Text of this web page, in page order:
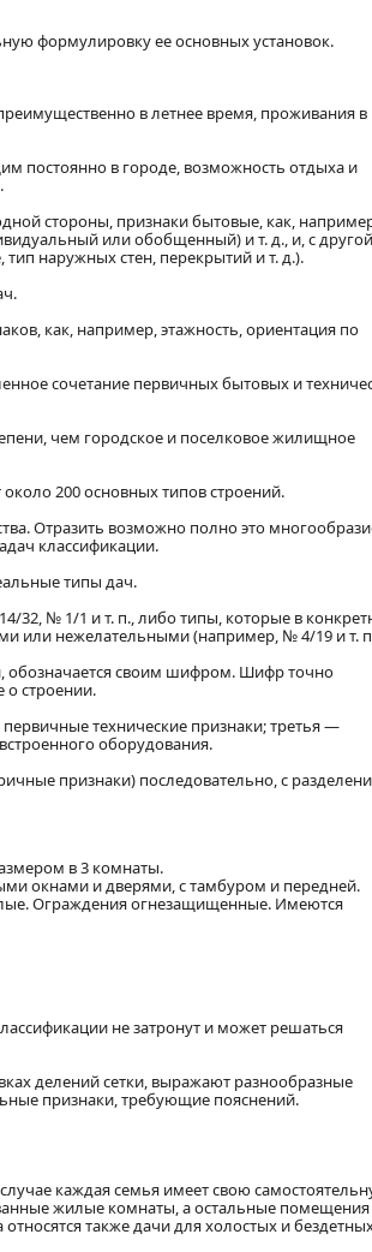
формулировку ее основных установок.
в летнее время, проживания
постоянно в городе, возможность отдыха и
стороны, признаки бытовые, как,
или обобщенный) и т. д., и, с другой
наружных стен, перекрытий и т. д.).
как, например, этажность, ориентация по
сочетание первичных бытовых и
чем городское и поселковое жилищное
200 основных типов строений.
Отразить возможно полно это
классификации.
типы дач.
32, № 1/1 и т. п., либо типы, которые в
или нежелательными (например, № 4/19 и т.
обозначается своим шифром. Шифр точно
о строении.
технические признаки; третья —
оборудования.
признаки) последовательно, с
в 3 комнаты.
окнами и дверями, с тамбуром и передней.
Ограждения огнезащищенные. Имеются
не затронут и может решаться
делений сетки, выражают разнообразные
признаки, требующие пояснений.
каждая семья имеет свою
жилые комнаты, а остальные помещения
также дачи для холостых и